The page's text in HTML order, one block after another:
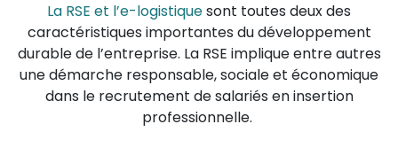
La RSE et l’e-logistiquesont toutes deux des
caractéristiques importantes du développement
durable de l’entreprise. La RSE implique entre autres
une démarche responsable, sociale et économique
dans le recrutement de salariés en insertion
professionnelle.